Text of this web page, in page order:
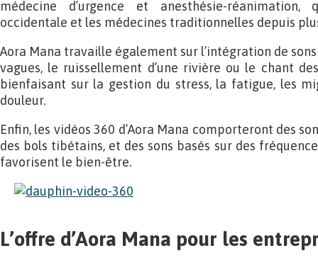
médecine d’urgence et anesthésie-
occidentale et les médecines traditionnelles depuis
Aora Mana travaille également sur l’intégration de
vagues, le ruissellement d’une rivière ou le chant
bienfaisant sur la gestion du stress, la fatigue, les
douleur.
Enfin, les vidéos 360 d’Aora Mana comporteront des
des bols tibétains, et des sons basés sur des
favorisent le bien-être.
L’offre d’Aora Mana pour les